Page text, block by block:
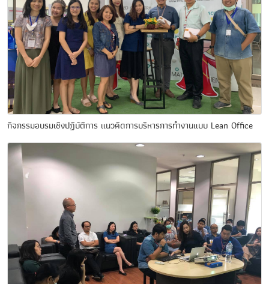
กิจกรรมอบรมเชิงปฏิบัติการ แนวคิดการบริหารการทำงานแบบ Lean Office